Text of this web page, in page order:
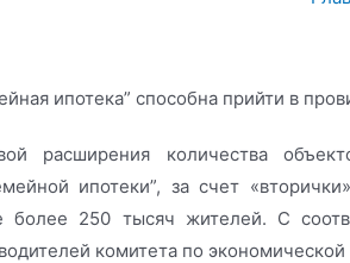
расширения количества
ипотеки”, за счет
250 тысяч жителей. С
комитета по экономической